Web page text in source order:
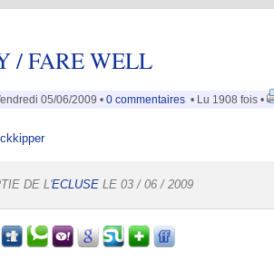
/ FARE WELL
05/06/2009 • 0 commentaires • Lu 1908 fois •
DE L'ECLUSE LE 03 / 06 / 2009